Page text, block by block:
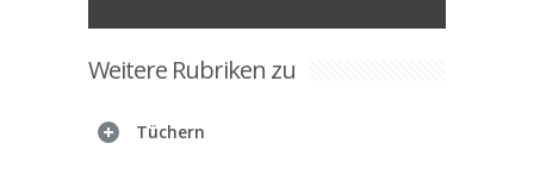
Weitere Rubriken zu
Tüchern